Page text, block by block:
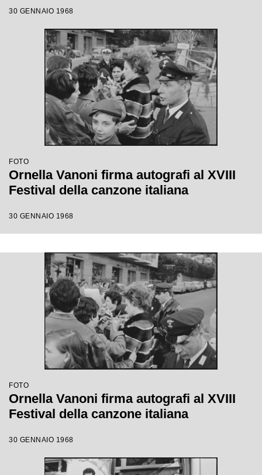
30 GENNAIO 1968
FOTO
Ornella Vanoni firma autografi al XVIII
Festival della canzone italiana
30 GENNAIO 1968
FOTO
Ornella Vanoni firma autografi al XVIII
Festival della canzone italiana
30 GENNAIO 1968